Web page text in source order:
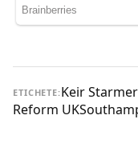
ETICHETE:Keir Starmer
Reform UK